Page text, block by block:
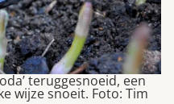
teruggesnoeid, een
wijze snoeit. Foto: Tim